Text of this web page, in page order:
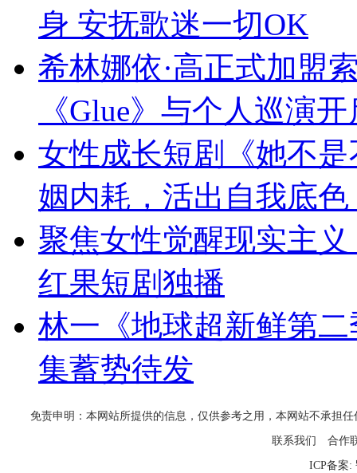
身 安抚歌迷一切OK
希林娜依·高正式加盟
《Glue》与个人巡演
女性成长短剧《她不
姻内耗，活出自我底色
聚焦女性觉醒现实主
红果短剧独播
林一《地球超新鲜第
集蓄势待发
免责申明：本网站所提供的信息，仅供参考之用，本网站不承担
联系我们 合作
ICP备案: